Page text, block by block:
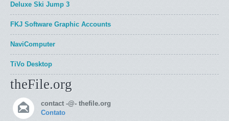
Deluxe Ski Jump 3
FKJ Software Graphic Accounts
NaviComputer
TiVo Desktop
theFile.org
contact -@- thefile.org
Contato